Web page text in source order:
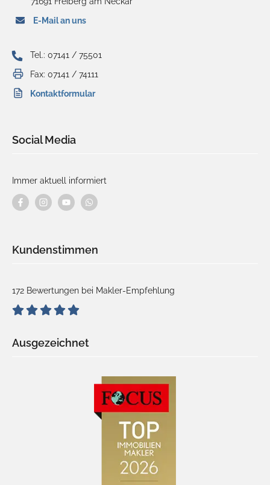
E-Mail an uns
Tel.: 07141 / 75501
Fax: 07141 / 74111
Kontaktformular
Social Media
Immer aktuell informiert
Kundenstimmen
172 Bewertungen bei Makler-Empfehlung
Ausgezeichnet